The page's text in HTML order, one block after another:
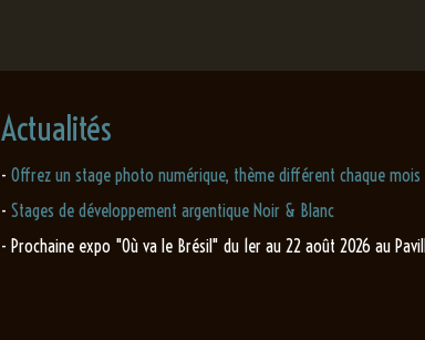
Actualités
- Offrez un stage photo numérique, thème différent chaque mois
- Stages de développement argentique Noir & Blanc
- Prochaine expo "Où va le Brésil" du 1er au 22 août 2026 au